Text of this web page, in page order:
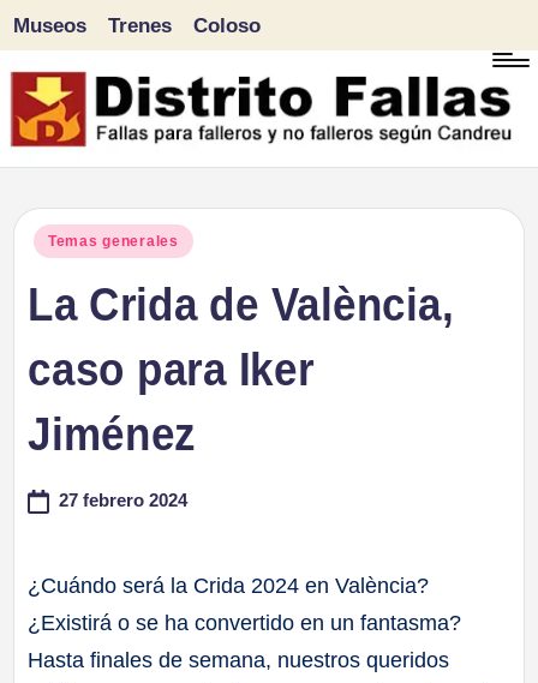
Saltar
al
Museos Trenes Coloso
Publicado
Temas generales
La Crida de València,
caso para Iker
Jiménez
27 febrero 2024
¿Cuándo será la Crida 2024 en València?
¿Existirá o se ha convertido en un fantasma?
Hasta finales de semana, nuestros queridos